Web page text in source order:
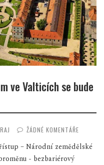
ve Valticích se bude
ŽÁDNÉ KOMENTÁŘE
– Národní zemědělské
- bezbariérový